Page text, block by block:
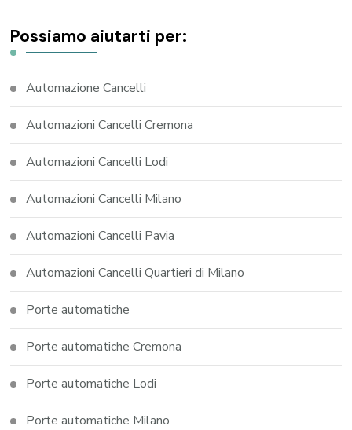
Possiamo aiutarti per:
Automazione Cancelli
Automazioni Cancelli Cremona
Automazioni Cancelli Lodi
Automazioni Cancelli Milano
Automazioni Cancelli Pavia
Automazioni Cancelli Quartieri di Milano
Porte automatiche
Porte automatiche Cremona
Porte automatiche Lodi
Porte automatiche Milano